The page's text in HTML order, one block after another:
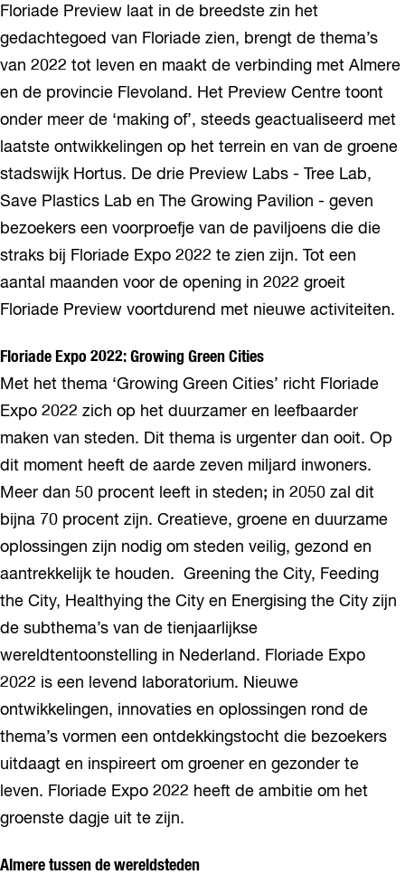
Floriade Preview laat in de breedste zin het
gedachtegoed van Floriade zien, brengt de thema’s
van 2022 tot leven en maakt de verbinding met Almere
en de provincie Flevoland. Het Preview Centre toont
onder meer de ‘making of’, steeds geactualiseerd met
laatste ontwikkelingen op het terrein en van de groene
stadswijk Hortus. De drie Preview Labs - Tree Lab,
Save Plastics Lab en The Growing Pavilion - geven
bezoekers een voorproefje van de paviljoens die die
straks bij Floriade Expo 2022 te zien zijn. Tot een
aantal maanden voor de opening in 2022 groeit
Floriade Preview voortdurend met nieuwe activiteiten.
Floriade Expo 2022: Growing Green Cities
Met het thema ‘Growing Green Cities’ richt Floriade
Expo 2022 zich op het duurzamer en leefbaarder
maken van steden. Dit thema is urgenter dan ooit. Op
dit moment heeft de aarde zeven miljard inwoners.
Meer dan 50 procent leeft in stedenꓼ in 2050 zal dit
bijna 70 procent zijn. Creatieve, groene en duurzame
oplossingen zijn nodig om steden veilig, gezond en
aantrekkelijk te houden. Greening the City, Feeding
the City, Healthying the City en Energising the City zijn
de subthema’s van de tienjaarlijkse
wereldtentoonstelling in Nederland. Floriade Expo
2022 is een levend laboratorium. Nieuwe
ontwikkelingen, innovaties en oplossingen rond de
thema’s vormen een ontdekkingstocht die bezoekers
uitdaagt en inspireert om groener en gezonder te
leven. Floriade Expo 2022 heeft de ambitie om het
groenste dagje uit te zijn.
Almere tussen de wereldsteden